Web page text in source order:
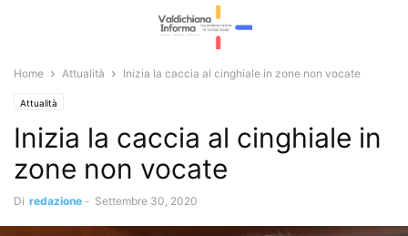
Home Attualità Inizia la caccia al cinghiale in zone non vocate
Attualità
Inizia la caccia al cinghiale in
zone non vocate
Di redazione - Settembre 30, 2020